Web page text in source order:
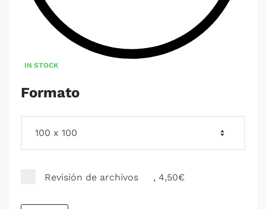
IN STOCK
Formato
Revisión de archivos , 4,50€